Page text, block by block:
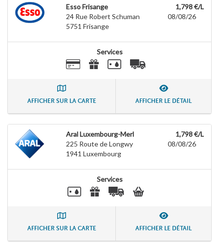
Esso Frisange
24 Rue Robert Schuman
5751 Frisange
1,798 €/L
08/08/26
Services
AFFICHER SUR LA CARTE AFFICHER LE DÉTAIL
Aral Luxembourg-Merl
225 Route de Longwy
1941 Luxembourg
1,798 €/L
08/08/26
Services
AFFICHER SUR LA CARTE AFFICHER LE DÉTAIL